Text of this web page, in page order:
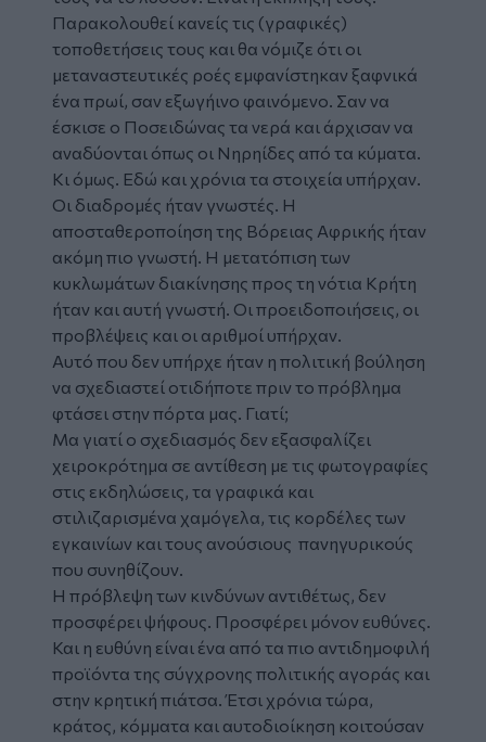
Παρακολουθεί κανείς τις (γραφικές)
τοποθετήσεις τους και θα νόμιζε ότι οι
μεταναστευτικές ροές εμφανίστηκαν ξαφνικά
ένα πρωί, σαν εξωγήινο φαινόμενο. Σαν να
έσκισε ο Ποσειδώνας τα νερά και άρχισαν να
αναδύονται όπως οι Νηρηίδες από τα κύματα.
Κι όμως. Εδώ και χρόνια τα στοιχεία υπήρχαν.
Οι διαδρομές ήταν γνωστές. Η
αποσταθεροποίηση της Βόρειας Αφρικής ήταν
ακόμη πιο γνωστή. Η μετατόπιση των
κυκλωμάτων διακίνησης προς τη νότια Κρήτη
ήταν και αυτή γνωστή. Οι προειδοποιήσεις, οι
προβλέψεις και οι αριθμοί υπήρχαν.
Αυτό που δεν υπήρχε ήταν η πολιτική βούληση
να σχεδιαστεί οτιδήποτε πριν το πρόβλημα
φτάσει στην πόρτα μας. Γιατί;
Μα γιατί ο σχεδιασμός δεν εξασφαλίζει
χειροκρότημα σε αντίθεση με τις φωτογραφίες
στις εκδηλώσεις, τα γραφικά και
στιλιζαρισμένα χαμόγελα, τις κορδέλες των
εγκαινίων και τους ανούσιους πανηγυρικούς
που συνηθίζουν.
Η πρόβλεψη των κινδύνων αντιθέτως, δεν
προσφέρει ψήφους. Προσφέρει μόνον ευθύνες.
Και η ευθύνη είναι ένα από τα πιο αντιδημοφιλή
προϊόντα της σύγχρονης πολιτικής αγοράς και
στην κρητική πιάτσα. Έτσι χρόνια τώρα,
κράτος, κόμματα και αυτοδιοίκηση κοιτούσαν